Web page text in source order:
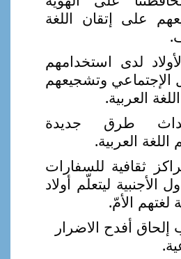
على إتقان اللغة
لدى استخدامهم
الإجتماعي وتشجيعهم
العربية.
طرق جديدة
العربية.
ثقافية للسفارات
الأجنبية ليتعلّم أولاد
لغتهم الأمّ.
أفدح الاضرار
.